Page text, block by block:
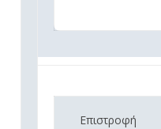
Επιστροφή